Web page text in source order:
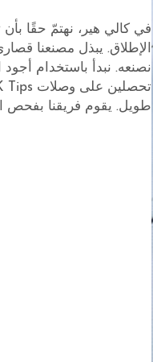
الإطلاق. يبذل مصنعنا
نصنعه. نبدأ باستخدام أجود
طويل. يقوم فريقنا بفحص